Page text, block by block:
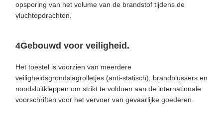
opsporing van het volume van de brandstof tijdens de
vluchtopdrachten.
4Gebouwd voor veiligheid.
Het toestel is voorzien van meerdere
veiligheidsgrondslagrolletjes (anti-statisch), brandblussers en
noodsluitkleppen om strikt te voldoen aan de internationale
voorschriften voor het vervoer van gevaarlijke goederen.